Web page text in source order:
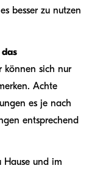
besser zu nutzen
können sich nur
Achte
es je nach
entsprechend
Hause und im